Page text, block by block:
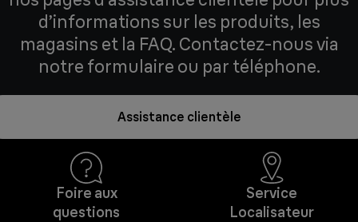
d’informations sur les produits, les
magasins et la FAQ. Contactez-nous via
notre formulaire ou par téléphone.
Assistance clientèle
Foire aux
questions
Service
Localisateur